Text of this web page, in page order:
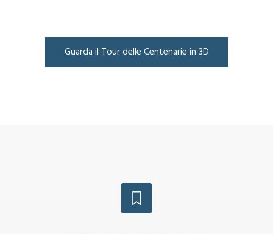
Guarda il Tour delle Centenarie in 3D